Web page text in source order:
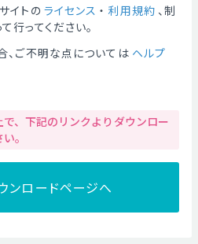
イトの ライセンス ・ 利用規約 、制
行ってください。
、ご不明な点については ヘルプ
、下記のリンクよりダウンロー
。
ンロードページへ